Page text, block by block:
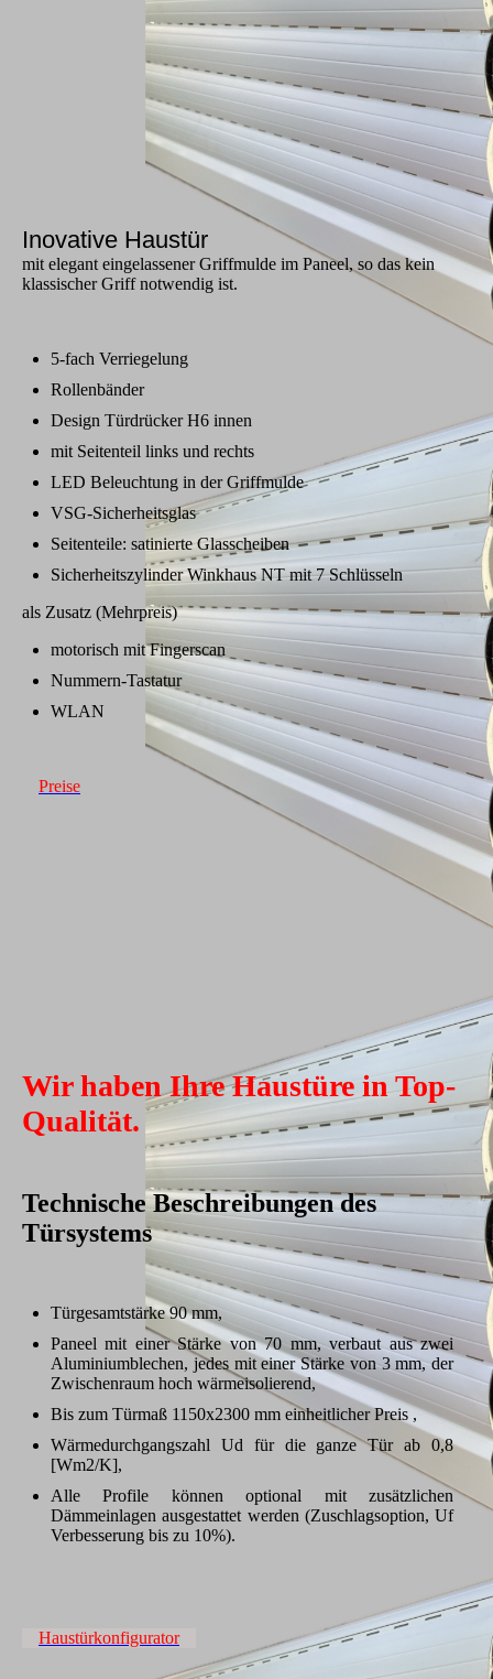
Inovative Haustür
mit elegant eingelassener Griffmulde im Paneel, so das kein
klassischer Griff notwendig ist.
5-fach Verriegelung
Rollenbänder
Design Türdrücker H6 innen
mit Seitenteil links und rechts
LED Beleuchtung in der Griffmulde
VSG-Sicherheitsglas
Seitenteile: satinierte Glasscheiben
Sicherheitszylinder Winkhaus NT mit 7 Schlüsseln
als Zusatz (Mehrpreis)
motorisch mit Fingerscan
Nummern-Tastatur
WLAN
Preise
Wir haben Ihre Haustüre in Top-
Qualität.
Technische Beschreibungen des
Türsystems
Türgesamtstärke 90 mm,
Paneel mit einer Stärke von 70 mm, verbaut aus zwei
Aluminiumblechen, jedes mit einer Stärke von 3 mm, der
Zwischenraum hoch wärmeisolierend,
Bis zum Türmaß 1150x2300 mm einheitlicher Preis ,
Wärmedurchgangszahl Ud für die ganze Tür ab 0,8
[Wm2/K],
Alle Profile können optional mit zusätzlichen
Dämmeinlagen ausgestattet werden (Zuschlagsoption, Uf
Verbesserung bis zu 10%).
Haustürkonfigurator